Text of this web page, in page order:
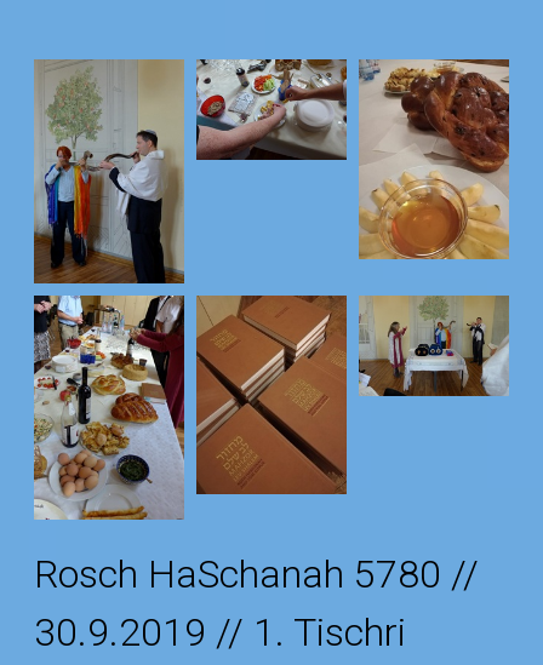
Rosch HaSchanah 5780 //
30.9.2019 // 1. Tischri